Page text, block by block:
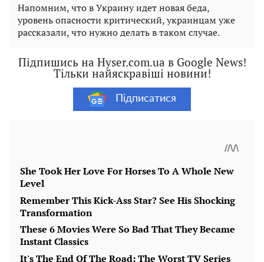
Напомним, что в Украину идет новая беда,
уровень опасности критический, украинцам уже
рассказали, что нужно делать в таком случае.
Підпишись на Hyser.com.ua в Google News!
Тільки найяскравіші новини!
Підписатися